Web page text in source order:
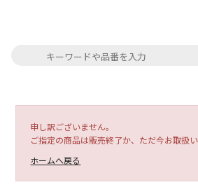
申し訳ございません。
ご指定の商品は販売終了か、ただ今お取扱い
ホームへ戻る